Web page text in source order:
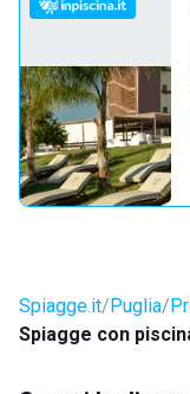
Spiagge.it Puglia
Spiagge con